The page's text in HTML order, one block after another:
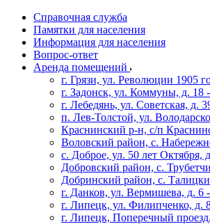
Справочная служба
Памятки для населения
Информация для населения
Вопрос-ответ
Аренда помещений
г. Грязи, ул. Революции 1905
г. Задонск, ул. Коммуны, д. 18
г. Лебедянь, ул. Советская, д.
п. Лев-Толстой, ул.
Краснинский р-н, с/п
Воловский район, с.
с. Доброе, ул. 50 лет Октября,
Добровский район, с.
Добринский район, с.
г. Данков, ул. Вермишева, д. 6
г. Липецк, ул. Филипченко, д.
г. Липецк, Поперечный